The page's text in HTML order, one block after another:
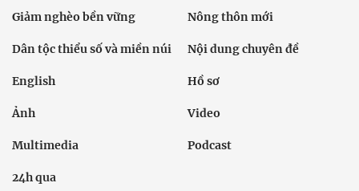
Giảm nghèo bền vững Nông thôn mới
Dân tộc thiểu số và miền núi Nội dung chuyên đề
English Hồ sơ
Ảnh Video
Multimedia Podcast
24h qua